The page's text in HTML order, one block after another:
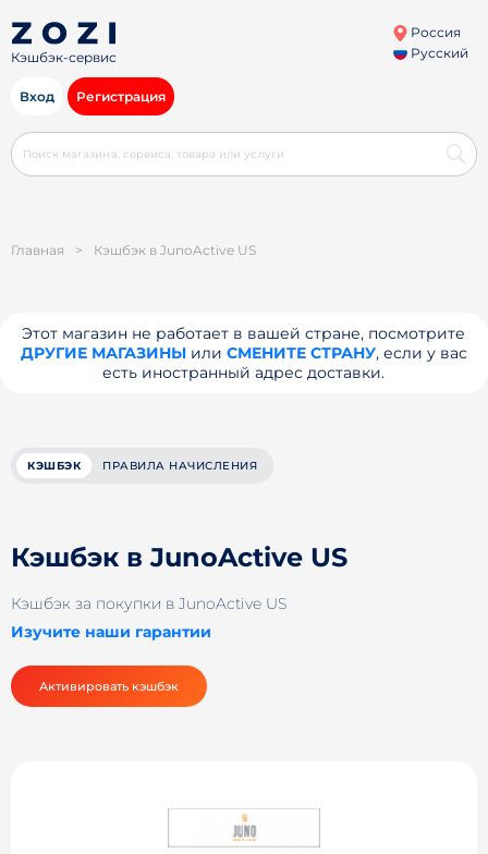
Кэшбэк-сервис
Россия
Русский
Вход Регистрация
Главная > Кэшбэк в JunoActive US
Этот магазин не работает в вашей стране, посмотрите
ДРУГИЕ МАГАЗИНЫили СМЕНИТЕ СТРАНУ, если у вас
есть иностранный адрес доставки.
КЭШБЭК ПРАВИЛА НАЧИСЛЕНИЯ
Кэшбэк в JunoActive US
Кэшбэк за покупки в JunoActive US
Изучите наши гарантии
Активировать кэшбэк